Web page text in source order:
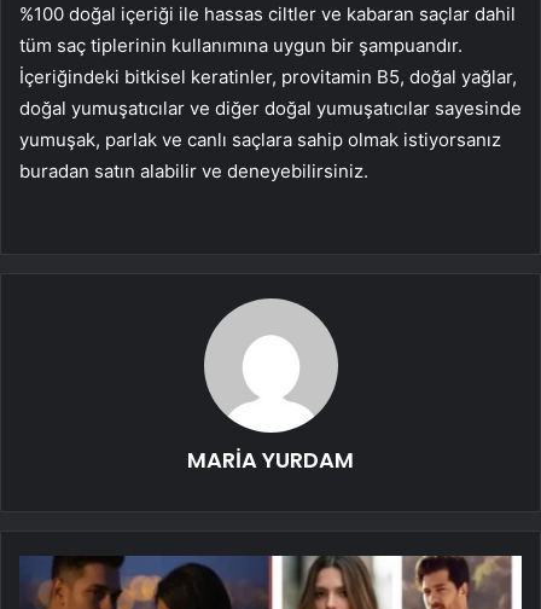
%100 doğal içeriği ile hassas ciltler ve kabaran saçlar dahil
tüm saç tiplerinin kullanımına uygun bir şampuandır.
İçeriğindeki bitkisel keratinler, provitamin B5, doğal yağlar,
doğal yumuşatıcılar ve diğer doğal yumuşatıcılar sayesinde
yumuşak, parlak ve canlı saçlara sahip olmak istiyorsanız
buradan satın alabilir ve deneyebilirsiniz.
MARİA YURDAM